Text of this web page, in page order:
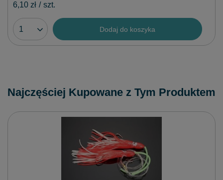
6,10 zł / szt.
Dodaj do koszyka
Najczęściej Kupowane z Tym Produktem